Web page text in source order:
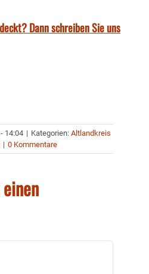
Dann schreiben Sie uns
14:04 | Kategorien: Altlandkreis
| 0 Kommentare